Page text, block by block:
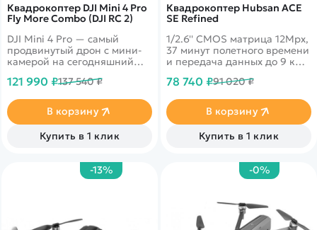
Квадрокоптер DJI Mini 4 Pro
Fly More Combo (DJI RC 2)
DJI Mini 4 Pro — самый
продвинутый дрон с мини-
камерой на сегодняшний
мощные возможности
всенаправленное
обнаружение препятствий,
ActiveTrack 360° с новым
режимом трассировки и
FHD на 20 км, что дает еще
больше возможностей как
121 990 ₽137 540 ₽
В корзину
Купить в 1 клик
Квадрокоптер Hubsan ACE
SE Refined
1/2.6'' CMOS матрица 12Mpx,
37 минут полетного времени
и передача данных до 9 км!
трансляция 1080p на
цифровой передачи
изображений&nbsp;Syncreas
78 740 ₽91 020 ₽
В корзину
Купить в 1 клик
-13% -0%